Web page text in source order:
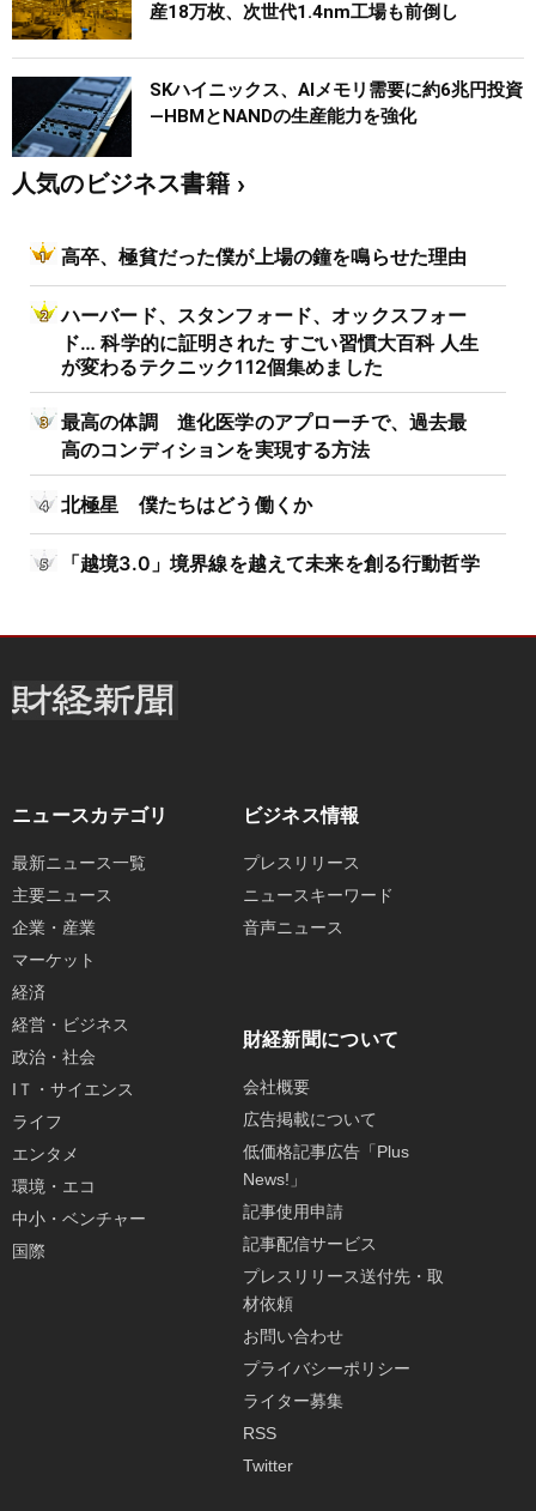
産18万枚、次世代1.4nm工場も前倒し
SKハイニックス、AIメモリ需要に約6兆円投資
―HBMとNANDの生産能力を強化
人気のビジネス書籍
高卒、極貧だった僕が上場の鐘を鳴らせた理由
ハーバード、スタンフォード、オックスフォー
ド… 科学的に証明された すごい習慣大百科 人生
が変わるテクニック112個集めました
最高の体調 進化医学のアプローチで、過去最
高のコンディションを実現する方法
北極星 僕たちはどう働くか
「越境3.0」境界線を越えて未来を創る行動哲学
ニュースカテゴリ
最新ニュース一覧
主要ニュース
企業・産業
マーケット
経済
経営・ビジネス
政治・社会
IＴ・サイエンス
ライフ
エンタメ
環境・エコ
中小・ベンチャー
国際
ビジネス情報
プレスリリース
ニュースキーワード
音声ニュース
財経新聞について
会社概要
広告掲載について
低価格記事広告「Plus
News!」
記事使用申請
記事配信サービス
プレスリリース送付先・取
材依頼
お問い合わせ
プライバシーポリシー
ライター募集
RSS
Twitter